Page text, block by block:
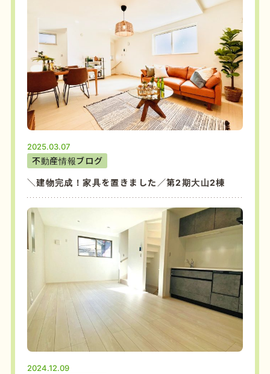
＼建物完成！家具を置きました／第2期大山2棟
2025.03.07
不動産情報ブログ
2024.12.09